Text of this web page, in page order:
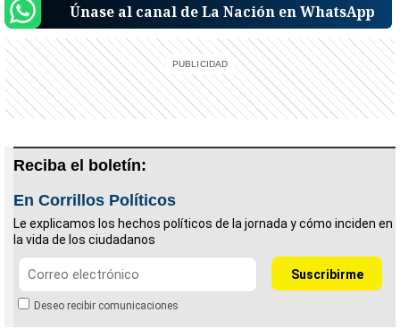
Únase al canal de La Nación en WhatsApp
Reciba el boletín:
En Corrillos Políticos
Le explicamos los hechos políticos de la jornada y cómo inciden en
la vida de los ciudadanos
Deseo recibir comunicaciones